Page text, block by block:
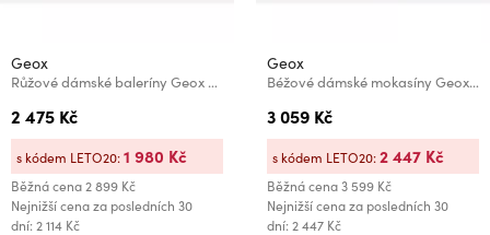
Geox
Růžové dámské baleríny Geox Marsilea
2 475 Kč
Běžná cena2 899 Kč
Nejnižší cena za posledních 30
dní: 2 114 Kč
s kódem LETO20:1 980 Kč
Geox
Béžové dámské mokasíny Geox Spherica
3 059 Kč
Běžná cena3 599 Kč
Nejnižší cena za posledních 30
dní: 2 447 Kč
s kódem LETO20:2 447 Kč